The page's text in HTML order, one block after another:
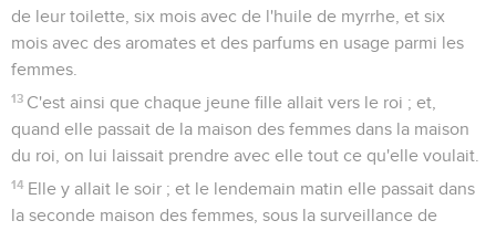
de leur toilette, six mois avec de l'huile de myrrhe, et six
mois avec des aromates et des parfums en usage parmi les
femmes.
13 C'est ainsi que chaque jeune fille allait vers le roi ; et,
quand elle passait de la maison des femmes dans la maison
du roi, on lui laissait prendre avec elle tout ce qu'elle voulait.
14 Elle y allait le soir ; et le lendemain matin elle passait dans
la seconde maison des femmes, sous la surveillance de